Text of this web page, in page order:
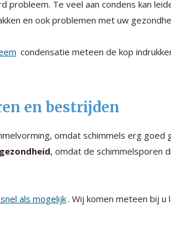
probleem. Te veel aan condens kan
en ook problemen met uw
condensatie meteen de kop
en bestrijden
omdat schimmels erg goed
, omdat de schimmelsporen
als mogelijk. Wij komen meteen bij